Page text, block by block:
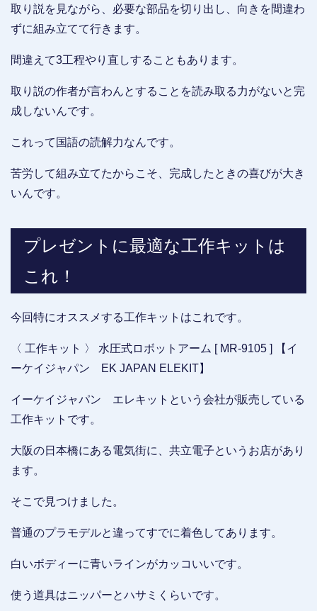
取り説を見ながら、必要な部品を切り出し、向きを間違わ
ずに組み立てて行きます。
間違えて3工程やり直しすることもあります。
取り説の作者が言わんとすることを読み取る力がないと完
成しないんです。
これって国語の読解力なんです。
苦労して組み立てたからこそ、完成したときの喜びが大き
いんです。
プレゼントに最適な工作キットは
これ！
今回特にオススメする工作キットはこれです。
〈 工作キット 〉 水圧式ロボットアーム [ MR-9105 ] 【イ
ーケイジャパン EK JAPAN ELEKIT】
イーケイジャパン エレキットという会社が販売している
工作キットです。
大阪の日本橋にある電気街に、共立電子というお店があり
ます。
そこで見つけました。
普通のプラモデルと違ってすでに着色してあります。
白いボディーに青いラインがカッコいいです。
使う道具はニッパーとハサミくらいです。